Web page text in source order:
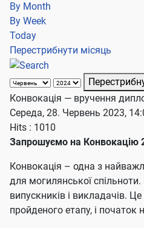
By Month
By Week
Today
Перестрибнути місяць
Конвокація — вручення
Середа, 28. Червень 2023,
Hits : 1010
Запрошуємо на Конвокацію
Конвокація – одна з
для могилянської
випускників і викладачів.
пройденого етапу, і початок